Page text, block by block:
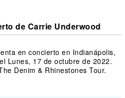
de Carrie Underwood
en concierto en Indianápolis,
Lunes, 17 de octubre de 2022.
Denim & Rhinestones Tour.